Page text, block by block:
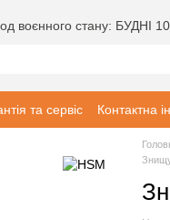
воєнного стану: БУДНІ
та сервіс Контактна